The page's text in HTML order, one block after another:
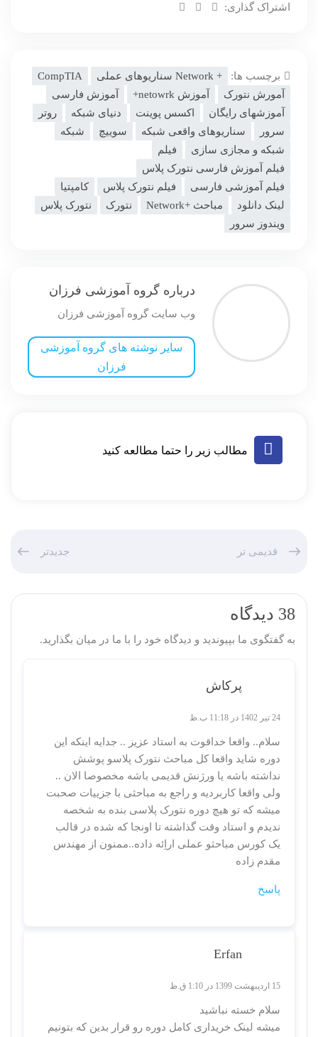
اشتراک گذاری:
برچسب ها: + Network سناریوهای عملی
CompTIA
آمورش نتورک
آموزش netowrk+
آموزش فارسی
آموزشهای رایگان
اکسس پوینت دنیای شبکه
روتر
سرور
سناریوهای واقعی شبکه سوییچ
شبکه
شبکه و مجازی سازی
فیلم
فیلم آموزش فارسی نتورک پلاس
فیلم آموزشی فارسی
فیلم نتورک پلاس
کامپتیا
لینک دانلود
مباحث +Network نتورک
نتورک پلاس
ویندوز سرور
درباره گروه آموزشی فرزان
وب سایت گروه آموزشی فرزان
سایر نوشته های گروه آموزشی
فرزان
مطالب زیر را حتما مطالعه کنید
قدیمی تر جدیدتر
38 دیدگاه
به گفتگوی ما بپیوندید و دیدگاه خود را با ما در میان بگذارید.
پرکاش
24 تیر 1402 در 11:18 ب.ظ
سلام.. واقعا خداقوت به استاد عزیز .. جدایه اینکه این
دوره شاید واقعا کل مباحث نتورک پلاسو پوشش
نداشته باشه یا ورژنش قدیمی باشه مخصوصا الان ..
ولی واقعا کاربردیه و راجع به مباحثی با جزییات صحبت
میشه که تو هیچ دوره نتورک پلاسی بنده به شخصه
ندیدم و استاد وقت گذاشته تا اونجا که شده در قالب
یک کورس مباحثو عملی اراِئه داده..ممنون از مهندس
مقدم زاده
پاسخ
Erfan
15 اردیبهشت 1399 در 1:10 ق.ظ
سلام خسته نباشید
میشه لینک خریداری کامل دوره رو قرار بدین که بتونیم